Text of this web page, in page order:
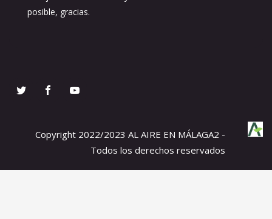
posible, gracias.
Copyright 2022/2023 AL AIRE EN MÁLAGA2 -
Todos los derechos reservados